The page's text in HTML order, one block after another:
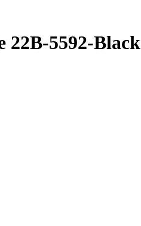
22B-5592-Black